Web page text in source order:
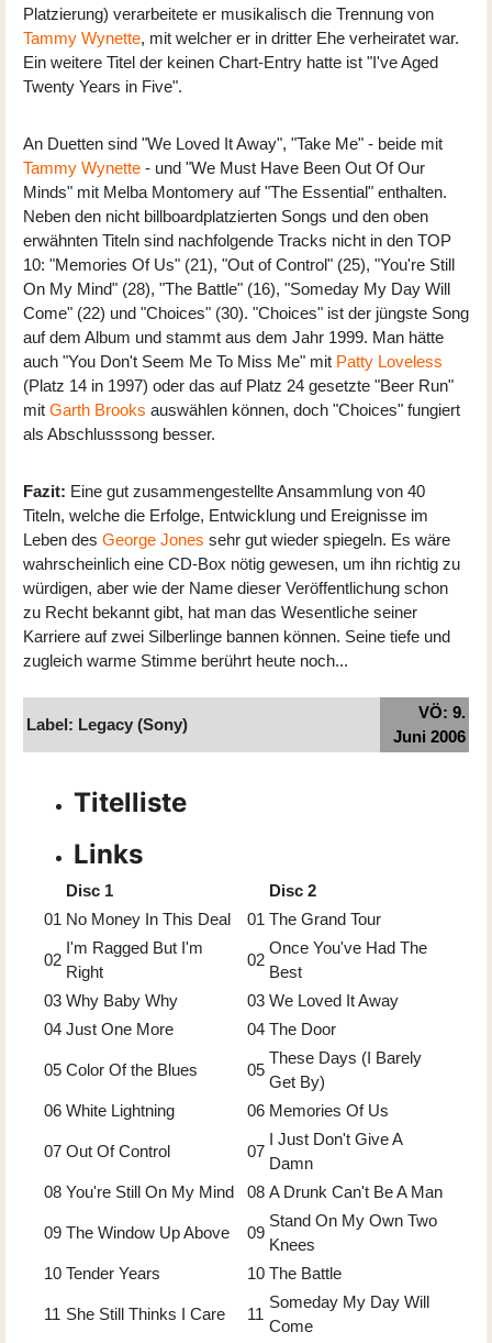
Platzierung) verarbeitete er musikalisch die Trennung von
Tammy Wynette, mit welcher er in dritter Ehe verheiratet war.
Ein weitere Titel der keinen Chart-Entry hatte ist "I've Aged
Twenty Years in Five".
An Duetten sind "We Loved It Away", "Take Me" - beide mit
Tammy Wynette - und "We Must Have Been Out Of Our
Minds" mit Melba Montomery auf "The Essential" enthalten.
Neben den nicht billboardplatzierten Songs und den oben
erwähnten Titeln sind nachfolgende Tracks nicht in den TOP
10: "Memories Of Us" (21), "Out of Control" (25), "You're Still
On My Mind" (28), "The Battle" (16), "Someday My Day Will
Come" (22) und "Choices" (30). "Choices" ist der jüngste Song
auf dem Album und stammt aus dem Jahr 1999. Man hätte
auch "You Don't Seem Me To Miss Me" mit Patty Loveless
(Platz 14 in 1997) oder das auf Platz 24 gesetzte "Beer Run"
mit Garth Brooks auswählen können, doch "Choices" fungiert
als Abschlusssong besser.
Fazit: Eine gut zusammengestellte Ansammlung von 40
Titeln, welche die Erfolge, Entwicklung und Ereignisse im
Leben des George Jones sehr gut wieder spiegeln. Es wäre
wahrscheinlich eine CD-Box nötig gewesen, um ihn richtig zu
würdigen, aber wie der Name dieser Veröffentlichung schon
zu Recht bekannt gibt, hat man das Wesentliche seiner
Karriere auf zwei Silberlinge bannen können. Seine tiefe und
zugleich warme Stimme berührt heute noch...
Label: Legacy (Sony)
VÖ: 9.
Juni 2006
Titelliste
Links
Disc 1
Disc 2
01 No Money In This Deal 01 The Grand Tour
02
I'm Ragged But I'm
Right
02
Once You've Had The
Best
03 Why Baby Why 03 We Loved It Away
04 Just One More 04 The Door
05 Color Of the Blues 05
These Days (I Barely
Get By)
06 White Lightning 06 Memories Of Us
07 Out Of Control 07
I Just Don't Give A
Damn
08 You're Still On My Mind 08 A Drunk Can't Be A Man
09 The Window Up Above 09
Stand On My Own Two
Knees
10 Tender Years 10 The Battle
11 She Still Thinks I Care 11
Someday My Day Will
Come